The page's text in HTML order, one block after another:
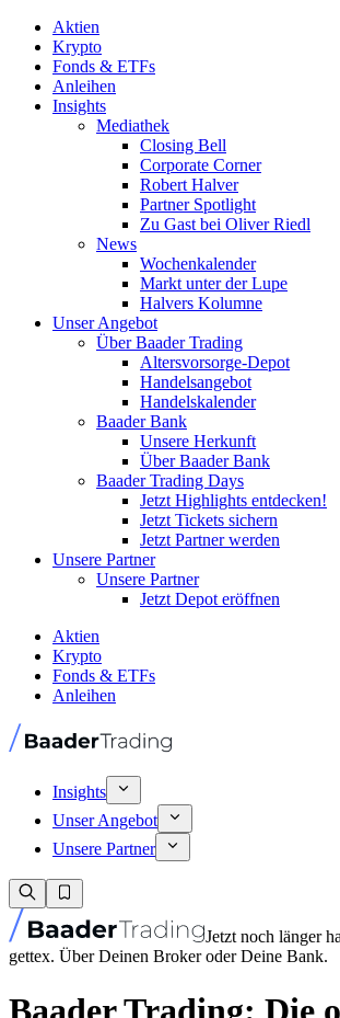
Aktien
Krypto
Fonds & ETFs
Anleihen
Insights
Mediathek
Closing Bell
Corporate Corner
Robert Halver
Partner Spotlight
Zu Gast bei Oliver Riedl
News
Wochenkalender
Markt unter der Lupe
Halvers Kolumne
Unser Angebot
Über Baader Trading
Altersvorsorge-Depot
Handelsangebot
Handelskalender
Baader Bank
Unsere Herkunft
Über Baader Bank
Baader Trading Days
Jetzt Highlights entdecken!
Jetzt Tickets sichern
Jetzt Partner werden
Unsere Partner
Unsere Partner
Jetzt Depot eröffnen
Aktien
Krypto
Fonds & ETFs
Anleihen
Insights
Unser Angebot
Unsere Partner
Jetzt noch länger
gettex. Über Deinen Broker oder Deine Bank.
Baader Trading: Die